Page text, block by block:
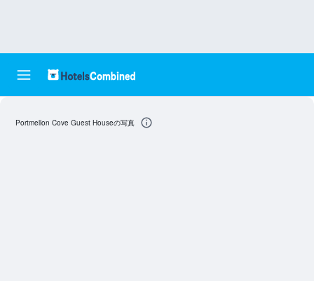
Portmellon Cove Guest Houseの写真